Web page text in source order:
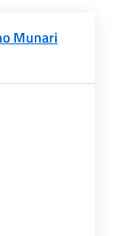
Munari